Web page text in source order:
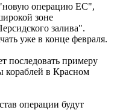
"новую операцию ЕС",
зоне
залива".
уже в конце февраля.
последовать примеру
в Красном
операции будут